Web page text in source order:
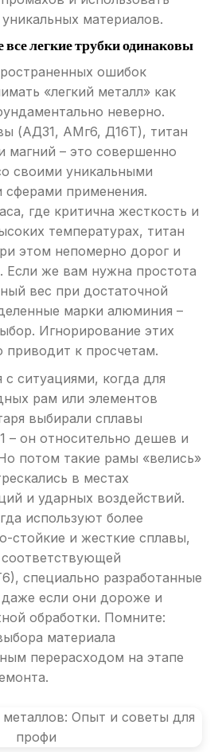
материалов.
легкие трубки одинаковы
ошибок
«легкий металл» как
неверно.
(АД31, АМг6, Д16Т), титан
магний – это совершенно
своими уникальными
сферами применения.
где критична жесткость и
температурах, титан
этом непомерно дорог и
Если же вам нужна простота
вес при достаточной
марки алюминия –
Игнорирование этих
приводит к просчетам.
с ситуациями, когда для
рам или элементов
выбирали сплавы
– он относительно дешев и
потом такие рамы «велись»
в местах
и ударных воздействий.
используют более
стойкие и жесткие сплавы,
специально разработанные
даже если они дороже и
обработки. Помните:
материала
перерасходом на этапе